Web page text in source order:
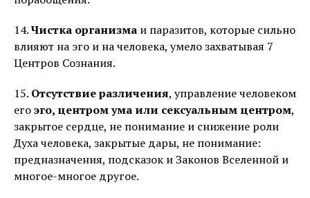
14.Чистка организма и паразитов, которые сильно
влияют на эго и на человека, умело захватывая 7
Центров Сознания.
15. Отсутствие различения, управление человеком
егоэго, центром ума или сексуальным центром,
закрытое сердце, не понимание и снижение роли
Духа человека, закрытые дары, не понимание:
предназначения, подсказок и Законов Вселенной и
многое-многое другое.